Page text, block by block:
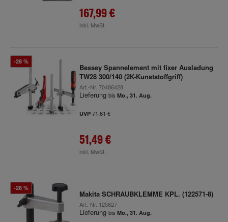
167,99 €
inkl. MwSt.
-28 %
Bessey Spannelement mit fixer Ausladung
TW28 300/140 (2K-Kunststoffgriff)
Art.-Nr. 70486428
Lieferung bis Mo., 31. Aug.
UVP71,61 €
51,49 €
inkl. MwSt.
-28 %
Makita SCHRAUBKLEMME KPL. (122571-8)
Art.-Nr. 125627
Lieferung bis Mo., 31. Aug.